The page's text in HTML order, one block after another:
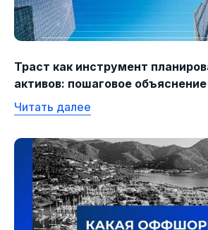
Траст как инструмент
активов: пошаговое объяснение
Читать далее